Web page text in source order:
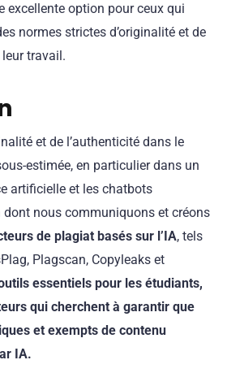
excellente option pour ceux qui
normes strictes d’originalité et de
travail.
et de l’authenticité dans le
estimée, en particulier dans un
artificielle et les chatbots
nous communiquons et créons
de plagiat basés sur l’IA, tels
Plagscan, Copyleaks et
essentiels pour les étudiants,
qui cherchent à garantir que
et exempts de contenu
IA.